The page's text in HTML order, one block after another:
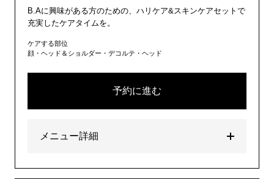
B.Aに興味がある方のための、ハリケア&スキンケアセットで
充実したケアタイムを。
ケアする部位
顔・ヘッド＆ショルダー・デコルテ・ヘッド
予約に進む
メニュー詳細